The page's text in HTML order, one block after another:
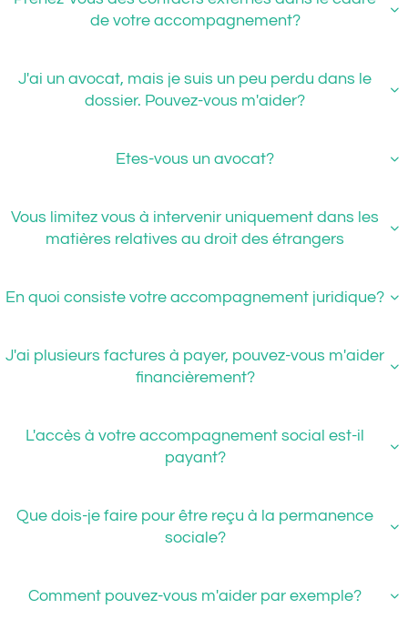
de votre accompagnement?

J'ai un avocat, mais je suis un peu perdu dans le
dossier. Pouvez-vous m'aider?

Etes-vous un avocat? 
Vous limitez vous à intervenir uniquement dans les
matières relatives au droit des étrangers

En quoi consiste votre accompagnement juridique? 
J'ai plusieurs factures à payer, pouvez-vous m'aider
financièrement?

L'accès à votre accompagnement social est-il
payant?

Que dois-je faire pour être reçu à la permanence
sociale?

Comment pouvez-vous m'aider par exemple? 